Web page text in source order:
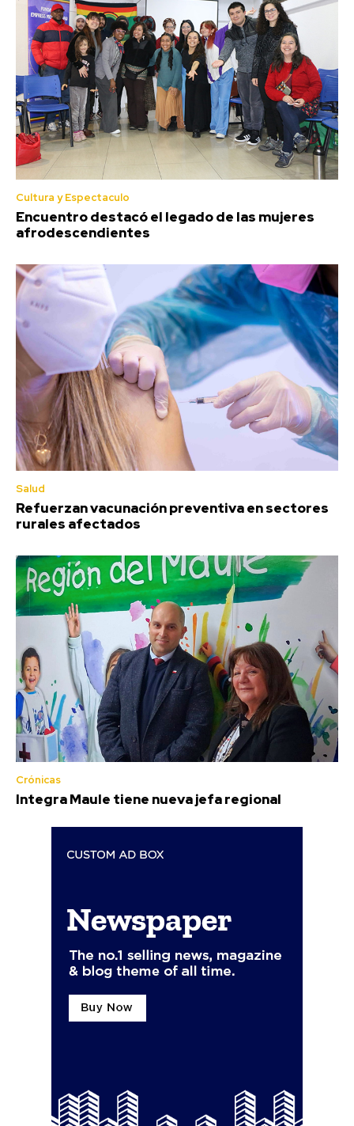
Cultura y Espectaculo
Encuentro destacó el legado de las mujeres
afrodescendientes
Salud
Refuerzan vacunación preventiva en sectores
rurales afectados
Crónicas
Integra Maule tiene nueva jefa regional